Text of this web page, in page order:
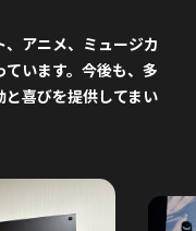
アニメ、ミュージカ
います。今後も、多
喜びを提供してまい